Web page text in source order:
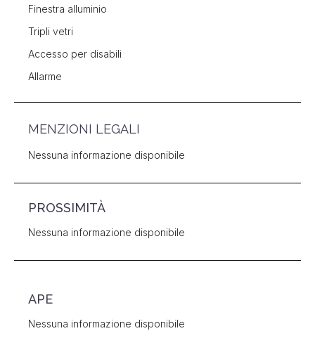
Finestra alluminio
Tripli vetri
Accesso per disabili
Allarme
MENZIONI LEGALI
Nessuna informazione disponibile
PROSSIMITÀ
Nessuna informazione disponibile
APE
Nessuna informazione disponibile